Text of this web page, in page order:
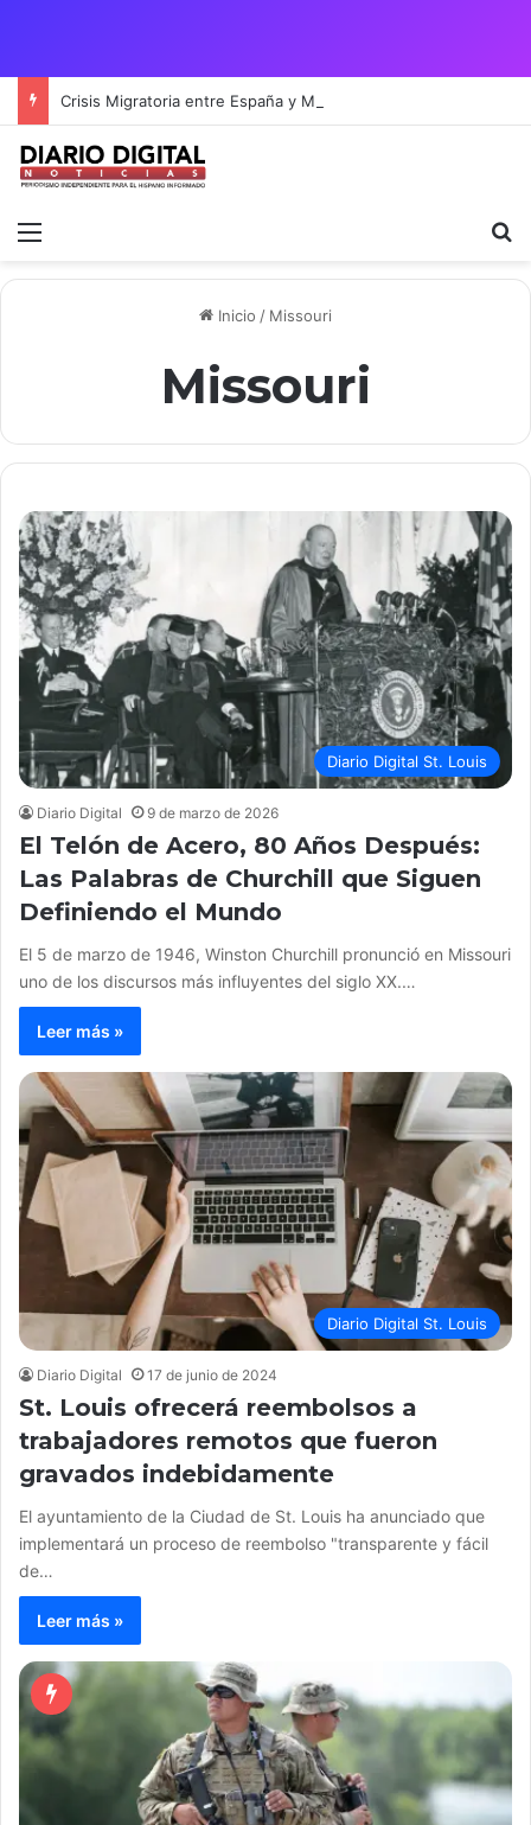
Inicio / Missouri
Missouri
Diario Digital St. Louis
Diario Digital 9 de marzo de 2026
El Telón de Acero, 80 Años Después:
Las Palabras de Churchill que Siguen
Definiendo el Mundo
El 5 de marzo de 1946, Winston Churchill pronunció en Missouri
uno de los discursos más influyentes del siglo XX.…
Leer más »
Diario Digital St. Louis
Diario Digital 17 de junio de 2024
St. Louis ofrecerá reembolsos a
trabajadores remotos que fueron
gravados indebidamente
El ayuntamiento de la Ciudad de St. Louis ha anunciado que
implementará un proceso de reembolso "transparente y fácil
de…
Leer más »